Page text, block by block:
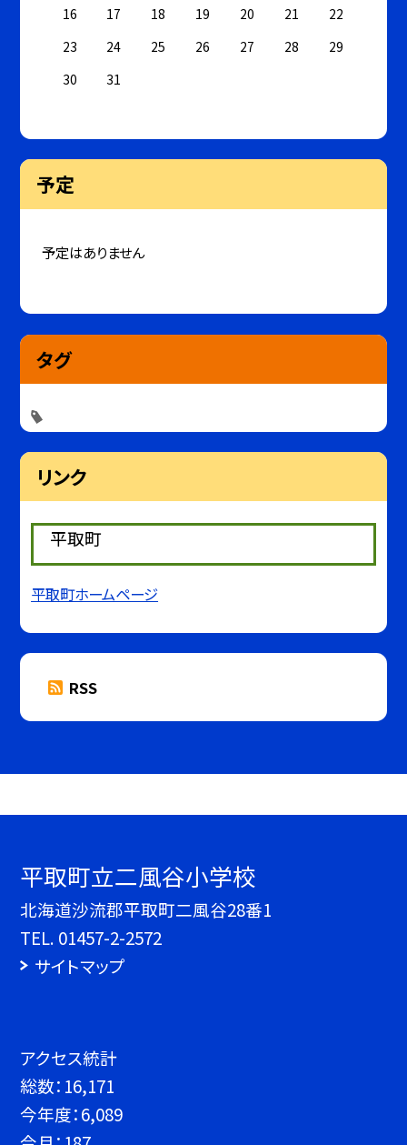
16
17 18 19 20 21
22
23
24 25 26 27 28
29
30
31
予定
予定はありません
タグ
リンク
平取町
平取町ホームページ
RSS
平取町立二風谷小学校
北海道沙流郡平取町二風谷28番1
TEL. 01457-2-2572
サイトマップ
アクセス統計
総数： 16,171
今年度：6,089